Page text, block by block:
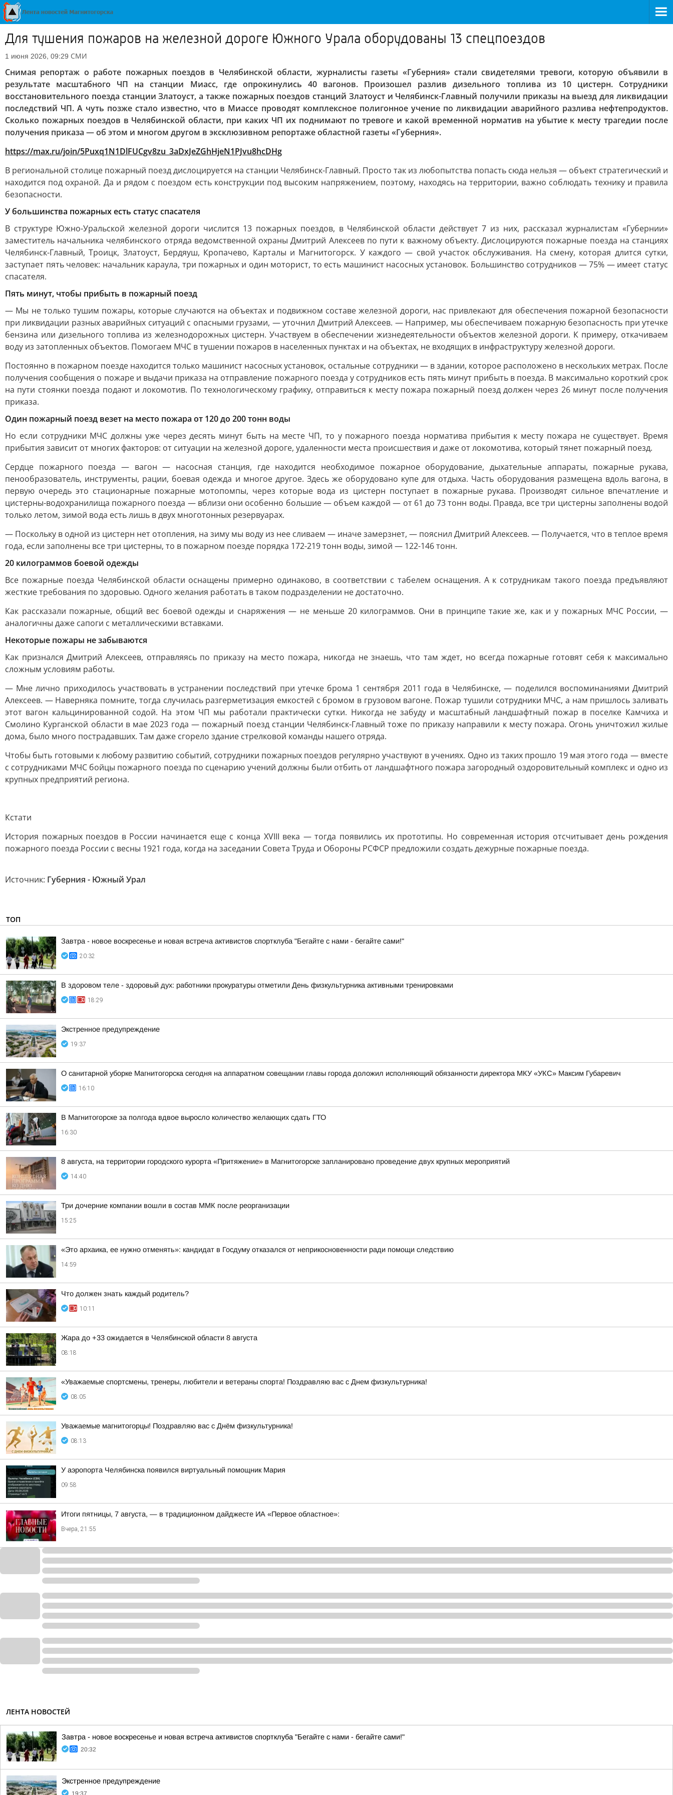
Для тушения пожаров на железной дороге Южного Урала оборудованы 13 спецпоездов
1 июня 2026, 09:29 СМИ
Снимая репортаж о работе пожарных поездов в Челябинской области, журналисты газеты «Губерния» стали свидетелями тревоги, которую объявили в
результате масштабного ЧП на станции Миасс, где опрокинулись 40 вагонов. Произошел разлив дизельного топлива из 10 цистерн. Сотрудники
восстановительного поезда станции Златоуст, а также пожарных поездов станций Златоуст и Челябинск-Главный получили приказы на выезд для ликвидации
последствий ЧП. А чуть позже стало известно, что в Миассе проводят комплексное полигонное учение по ликвидации аварийного разлива нефтепродуктов.
Сколько пожарных поездов в Челябинской области, при каких ЧП их поднимают по тревоге и какой временной норматив на убытие к месту трагедии после
получения приказа — об этом и многом другом в эксклюзивном репортаже областной газеты «Губерния».
https://max.ru/join/5Puxq1N1DlFUCgv8zu_3aDxJeZGhHjeN1PJvu8hcDHg
В региональной столице пожарный поезд дислоцируется на станции Челябинск-Главный. Просто так из любопытства попасть сюда нельзя — объект стратегический и
находится под охраной. Да и рядом с поездом есть конструкции под высоким напряжением, поэтому, находясь на территории, важно соблюдать технику и правила
безопасности.
У большинства пожарных есть статус спасателя
В структуре Южно-Уральской железной дороги числится 13 пожарных поездов, в Челябинской области действует 7 из них, рассказал журналистам «Губернии»
заместитель начальника челябинского отряда ведомственной охраны Дмитрий Алексеев по пути к важному объекту. Дислоцируются пожарные поезда на станциях
Челябинск-Главный, Троицк, Златоуст, Бердяуш, Кропачево, Карталы и Магнитогорск. У каждого — свой участок обслуживания. На смену, которая длится сутки,
заступает пять человек: начальник караула, три пожарных и один моторист, то есть машинист насосных установок. Большинство сотрудников — 75% — имеет статус
спасателя.
Пять минут, чтобы прибыть в пожарный поезд
— Мы не только тушим пожары, которые случаются на объектах и подвижном составе железной дороги, нас привлекают для обеспечения пожарной безопасности
при ликвидации разных аварийных ситуаций с опасными грузами, — уточнил Дмитрий Алексеев. — Например, мы обеспечиваем пожарную безопасность при утечке
бензина или дизельного топлива из железнодорожных цистерн. Участвуем в обеспечении жизнедеятельности объектов железной дороги. К примеру, откачиваем
воду из затопленных объектов. Помогаем МЧС в тушении пожаров в населенных пунктах и на объектах, не входящих в инфраструктуру железной дороги.
Постоянно в пожарном поезде находится только машинист насосных установок, остальные сотрудники — в здании, которое расположено в нескольких метрах. После
получения сообщения о пожаре и выдачи приказа на отправление пожарного поезда у сотрудников есть пять минут прибыть в поезда. В максимально короткий срок
на пути стоянки поезда подают и локомотив. По технологическому графику, отправиться к месту пожара пожарный поезд должен через 26 минут после получения
приказа.
Один пожарный поезд везет на место пожара от 120 до 200 тонн воды
Но если сотрудники МЧС должны уже через десять минут быть на месте ЧП, то у пожарного поезда норматива прибытия к месту пожара не существует. Время
прибытия зависит от многих факторов: от ситуации на железной дороге, удаленности места происшествия и даже от локомотива, который тянет пожарный поезд.
Сердце пожарного поезда — вагон — насосная станция, где находится необходимое пожарное оборудование, дыхательные аппараты, пожарные рукава,
пенообразователь, инструменты, рации, боевая одежда и многое другое. Здесь же оборудовано купе для отдыха. Часть оборудования размещена вдоль вагона, в
первую очередь это стационарные пожарные мотопомпы, через которые вода из цистерн поступает в пожарные рукава. Производят сильное впечатление и
цистерны-водохранилища пожарного поезда — вблизи они особенно большие — объем каждой — от 61 до 73 тонн воды. Правда, все три цистерны заполнены водой
только летом, зимой вода есть лишь в двух многотонных резервуарах.
— Поскольку в одной из цистерн нет отопления, на зиму мы воду из нее сливаем — иначе замерзнет, — пояснил Дмитрий Алексеев. — Получается, что в теплое время
года, если заполнены все три цистерны, то в пожарном поезде порядка 172-219 тонн воды, зимой — 122-146 тонн.
20 килограммов боевой одежды
Все пожарные поезда Челябинской области оснащены примерно одинаково, в соответствии с табелем оснащения. А к сотрудникам такого поезда предъявляют
жесткие требования по здоровью. Одного желания работать в таком подразделении не достаточно.
Как рассказали пожарные, общий вес боевой одежды и снаряжения — не меньше 20 килограммов. Они в принципе такие же, как и у пожарных МЧС России, —
аналогичны даже сапоги с металлическими вставками.
Некоторые пожары не забываются
Как признался Дмитрий Алексеев, отправляясь по приказу на место пожара, никогда не знаешь, что там ждет, но всегда пожарные готовят себя к максимально
сложным условиям работы.
— Мне лично приходилось участвовать в устранении последствий при утечке брома 1 сентября 2011 года в Челябинске, — поделился воспоминаниями Дмитрий
Алексеев. — Наверняка помните, тогда случилась разгерметизация емкостей с бромом в грузовом вагоне. Пожар тушили сотрудники МЧС, а нам пришлось заливать
этот вагон кальцинированной содой. На этом ЧП мы работали практически сутки. Никогда не забуду и масштабный ландшафтный пожар в поселке Камчиха и
Смолино Курганской области в мае 2023 года — пожарный поезд станции Челябинск-Главный тоже по приказу направили к месту пожара. Огонь уничтожил жилые
дома, было много пострадавших. Там даже сгорело здание стрелковой команды нашего отряда.
Чтобы быть готовыми к любому развитию событий, сотрудники пожарных поездов регулярно участвуют в учениях. Одно из таких прошло 19 мая этого года — вместе
с сотрудниками МЧС бойцы пожарного поезда по сценарию учений должны были отбить от ландшафтного пожара загородный оздоровительный комплекс и одно из
крупных предприятий региона.
Кстати
История пожарных поездов в России начинается еще с конца XVIII века — тогда появились их прототипы. Но современная история отсчитывает день рождения
пожарного поезда России с весны 1921 года, когда на заседании Совета Труда и Обороны РСФСР предложили создать дежурные пожарные поезда.
Источник: Губерния - Южный Урал
ТОП
Завтра - новое воскресенье и новая встреча активистов спортклуба "Бегайте с нами - бегайте сами!"
20:32
В здоровом теле - здоровый дух: работники прокуратуры отметили День физкультурника активными тренировками
18:29
Экстренное предупреждение
19:37
О санитарной уборке Магнитогорска сегодня на аппаратном совещании главы города доложил исполняющий обязанности директора МКУ «УКС» Максим Губаревич
16:10
В Магнитогорске за полгода вдвое выросло количество желающих сдать ГТО
16:30
8 августа, на территории городского курорта «Притяжение» в Магнитогорске запланировано проведение двух крупных мероприятий
14:40
Три дочерние компании вошли в состав ММК после реорганизации
15:25
«Это архаика, ее нужно отменять»: кандидат в Госдуму отказался от неприкосновенности ради помощи следствию
14:59
Что должен знать каждый родитель?
10:11
Жара до +33 ожидается в Челябинской области 8 августа
08:18
«Уважаемые спортсмены, тренеры, любители и ветераны спорта! Поздравляю вас с Днем физкультурника!
08:05
Уважаемые магнитогорцы! Поздравляю вас с Днём физкультурника!
08:13
У аэропорта Челябинска появился виртуальный помощник Мария
09:58
Итоги пятницы, 7 августа, — в традиционном дайджесте ИА «Первое областное»:
Вчера, 21:55
ЛЕНТА НОВОСТЕЙ
Завтра - новое воскресенье и новая встреча активистов спортклуба "Бегайте с нами - бегайте сами!"
20:32
Экстренное предупреждение
19:37